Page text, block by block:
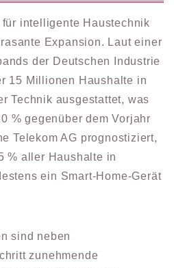
intelligente Haustechnik
Expansion. Laut einer
der Deutschen Industrie
15 Millionen Haushalte in
Technik ausgestattet, was
% gegenüber dem Vorjahr
Telekom AG prognostiziert,
% aller Haushalte in
ein Smart-Home-Gerät
sind neben
zunehmende